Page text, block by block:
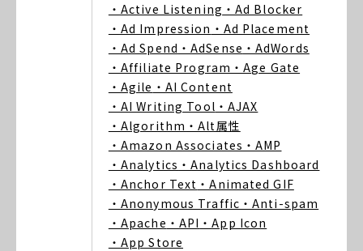
・Active Listening ・Ad Blocker
・Ad Impression ・Ad Placement
・Ad Spend ・AdSense ・AdWords
・Affiliate Program ・Age Gate
・Agile ・AI Content
・AI Writing Tool ・AJAX
・Algorithm ・Alt属性
・Amazon Associates ・AMP
・Analytics ・Analytics Dashboard
・Anchor Text ・Animated GIF
・Anonymous Traffic ・Anti-spam
・Apache ・API ・App Icon
・App Store